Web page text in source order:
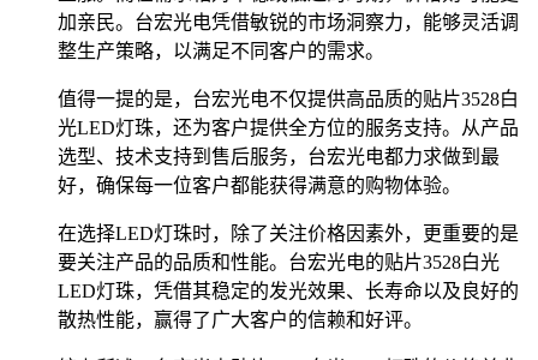
加亲民。台宏光电凭借敏锐的市场洞察力，能够灵活调
整生产策略，以满足不同客户的需求。
值得一提的是，台宏光电不仅提供高品质的贴片3528白
光LED灯珠，还为客户提供全方位的服务支持。从产品
选型、技术支持到售后服务，台宏光电都力求做到最
好，确保每一位客户都能获得满意的购物体验。
在选择LED灯珠时，除了关注价格因素外，更重要的是
要关注产品的品质和性能。台宏光电的贴片3528白光
LED灯珠，凭借其稳定的发光效果、长寿命以及良好的
散热性能，赢得了广大客户的信赖和好评。